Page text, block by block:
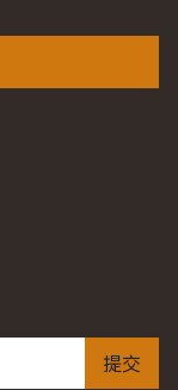
提交